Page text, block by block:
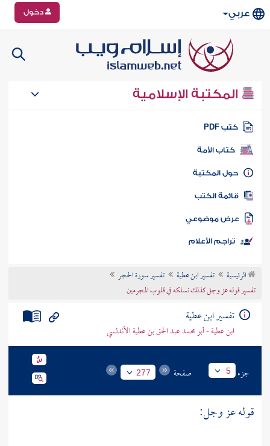
عربي دخول
المكتبة الإسلامية
كتب PDF
كتاب الأمة
المكتبة
الكتب
موضوعي
تراجم الأعلام
الرئيسية تفسير ابن عطية
تفسير سورة الحجر
تفسير قوله عز وجل كذلك نسلكه في قلوب المجرمين
تفسير ابن عطية
ابن عطية - أبو محمد عبد الحق بن عطية الأندلسي
جزء 5 صفحة 277
قوله عز وجل: